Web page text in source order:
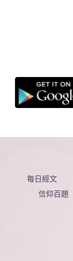
每日經文
信仰百題